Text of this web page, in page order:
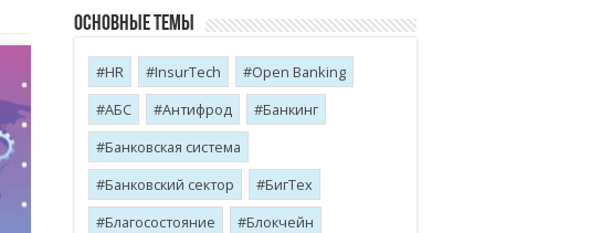
Основные темы
HR InsurTech
Open Banking
АБС
Антифрод
Банкинг
Банковская система
Банковский сектор
БигТех
Благосостояние
Блокчейн